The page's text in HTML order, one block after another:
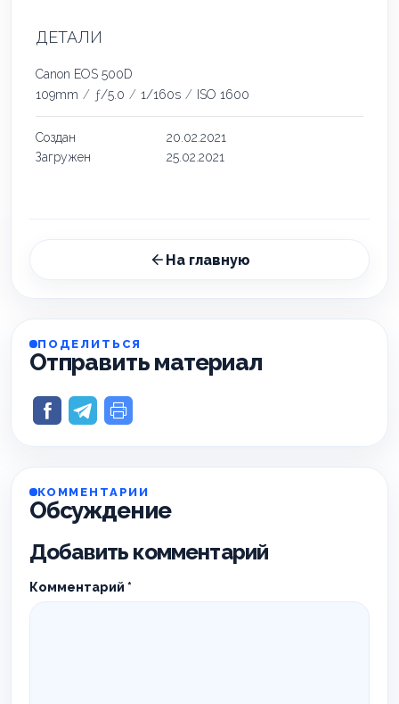
ДЕТАЛИ
Canon EOS 500D
109mm / ƒ/5.0 / 1/160s / ISO 1600
Создан
20.02.2021
Загружен
25.02.2021
На главную
ПОДЕЛИТЬСЯ
Отправить материал
КОММЕНТАРИИ
Обсуждение
Добавить комментарий
Комментарий *